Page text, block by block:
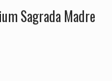
Sagrada Madre